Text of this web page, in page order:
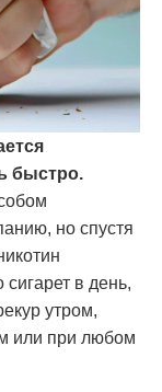
быстро.
но спустя
сигарет в день,
утром,
или при любом